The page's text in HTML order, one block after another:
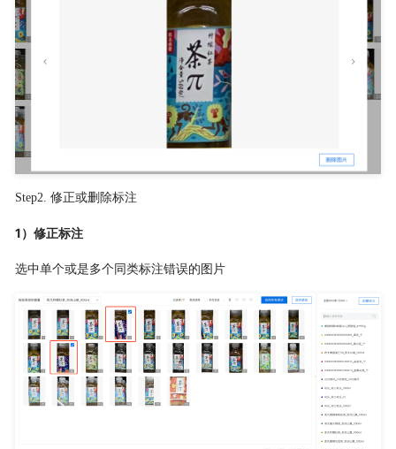
Step2. 修正或删除标注
1）修正标注
选中单个或是多个同类标注错误的图片